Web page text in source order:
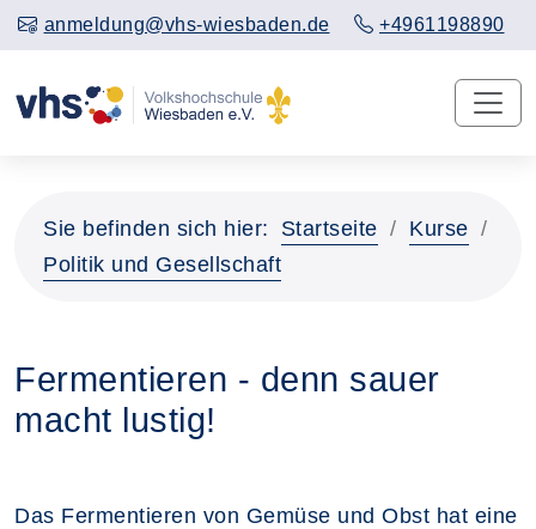
anmeldung@vhs-wiesbaden.de +4961198890
Sie befinden sich hier: Startseite
Kurse
Politik und Gesellschaft
Fermentieren - denn sauer
macht lustig!
Das Fermentieren von Gemüse und Obst hat eine